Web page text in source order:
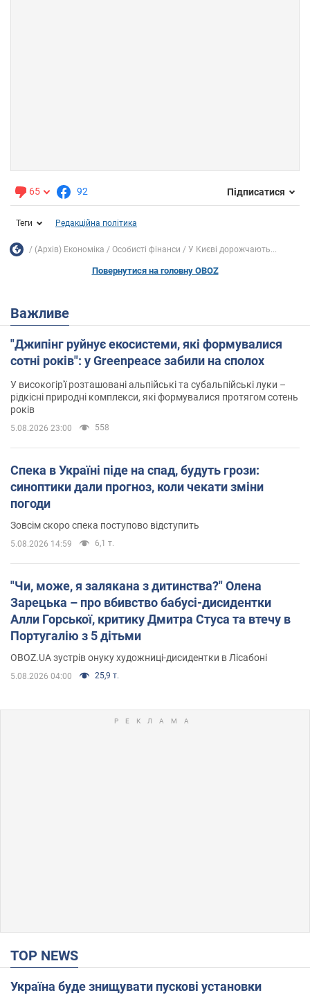
65 92 Підписатися
Теги Редакційна політика
(Архів) Економіка Особисті фінанси У Києві дорожчають...
Повернутися на головну OBOZ
Важливе
"Джипінг руйнує екосистеми, які формувалися
сотні років": у Greenpeace забили на сполох
У високогір'ї розташовані альпійські та субальпійські луки –
рідкісні природні комплекси, які формувалися протягом сотень
років
5.08.2026 23:00 558
Спека в Україні піде на спад, будуть грози:
синоптики дали прогноз, коли чекати зміни
погоди
Зовсім скоро спека поступово відступить
5.08.2026 14:59 6,1 т.
"Чи, може, я залякана з дитинства?" Олена
Зарецька – про вбивство бабусі-дисидентки
Алли Горської, критику Дмитра Стуса та втечу в
Португалію з 5 дітьми
OBOZ.UA зустрів онуку художниці-дисидентки в Лісабоні
5.08.2026 04:00 25,9 т.
TOP NEWS
Україна буде знищувати пускові установки